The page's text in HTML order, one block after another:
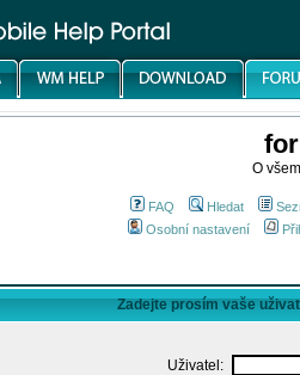
O
FAQ Hledat
Osobní nastavení
Zadejte prosím vaše
Uživatel: